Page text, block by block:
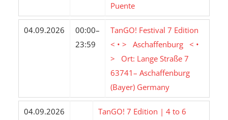
Puente
04.09.2026
00:00–
23:59
TanGO! Festival 7 Edition
< • > Aschaffenburg < •
> Ort: Lange Straße 7
63741– Aschaffenburg
(Bayer) Germany
04.09.2026
TanGO! 7 Edition | 4 to 6